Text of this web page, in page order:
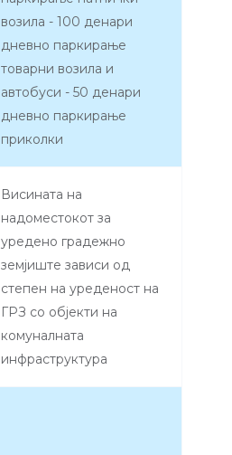
возила - 100 денари
дневно паркирање
товарни возила и
автобуси - 50 денари
дневно паркирање
приколки
Висината на
надоместокот за
уредено градежно
земјиште зависи од
степен на уреденост на
ГРЗ со објекти на
комуналната
инфраструктура